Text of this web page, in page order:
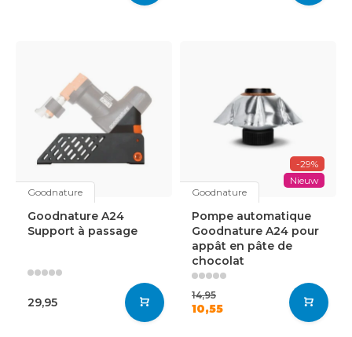
Goodnature
Goodnature A24
Support à passage
29,95
-29%
Nieuw
Goodnature
Pompe automatique
Goodnature A24 pour
appât en pâte de
chocolat
14,95
10,55